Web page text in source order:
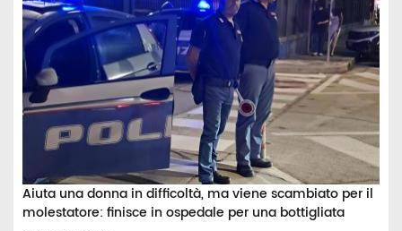
Aiuta una donna in difficoltà, ma viene scambiato per il
molestatore: finisce in ospedale per una bottigliata